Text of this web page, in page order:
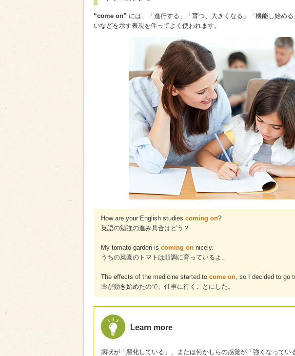
“come on” には、「進行する」「育つ、大きくなる」「機能し始め
いなどを示す表現を伴ってよく使われます。
How are your English studies coming on?
英語の勉強の進み具合はどう？
My tomato garden is coming onnicely.
うちの菜園のトマトは順調に育っているよ。
The effects of the medicine started to come on, so I decided to go
薬が効き始めたので、仕事に行くことにした。
Learn more
病状が「悪化している」、または何かしらの感覚が「強くなってい